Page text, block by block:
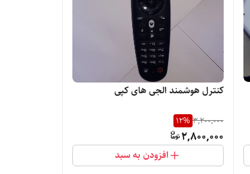
کنترل هوشمند الجی های کپی
3,200,000
12%
2,800,000
افزودن به سبد